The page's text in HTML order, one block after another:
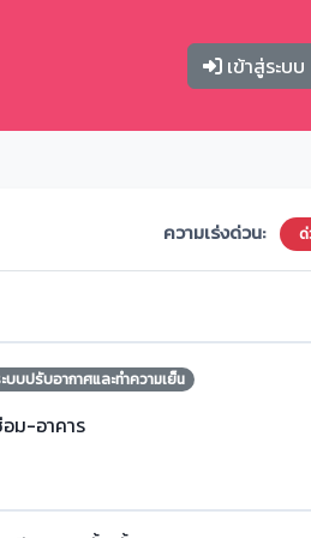
เข้าสู่ระบบ
ความเร่งด่วน:
บบปรับอากาศและทำความเย็น
ม-อาคาร